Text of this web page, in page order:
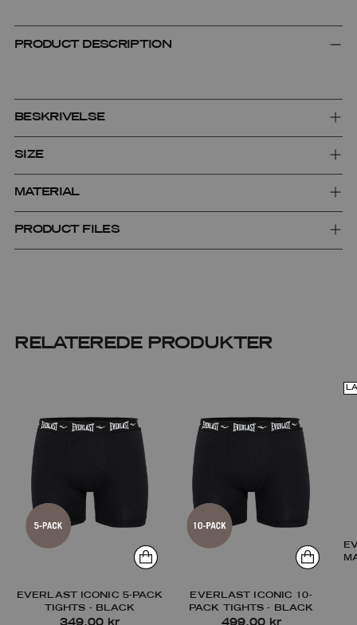
PRODUCT DESCRIPTION
BESKRIVELSE
SIZE
MATERIAL
PRODUCT FILES
RELATEREDE PRODUKTER
EVERLAST ICONIC 5-PACK
TIGHTS - BLACK
349,00 kr
EVERLAST ICONIC 10-
PACK TIGHTS - BLACK
499,00 kr